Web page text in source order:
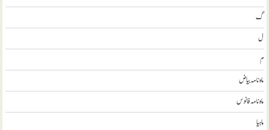
گ
ل
م
ماہ نامہ بیاض
ماہ نامہ فانوس
ماہیا